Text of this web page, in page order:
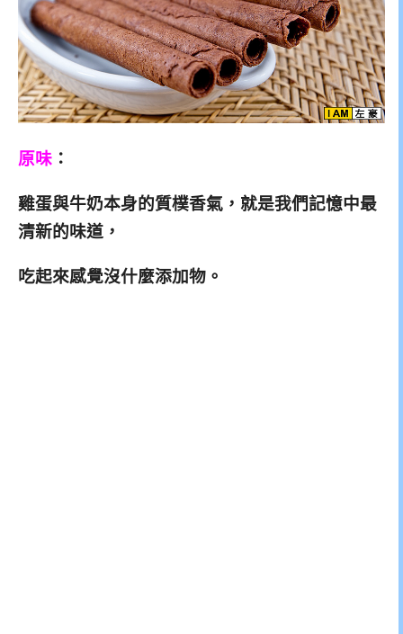
原味 ：
雞蛋與牛奶本身的質樸香氣，就是我們記憶中最
清新的味道，
吃起來感覺沒什麼添加物。